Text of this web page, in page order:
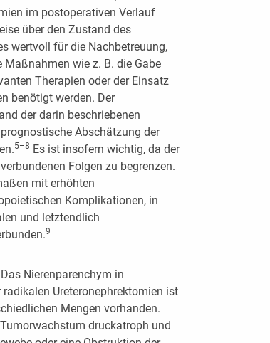
im postoperativen Verlauf
über den Zustand des
wertvoll für die Nachbetreuung,
wie z. B. die Gabe
Therapien oder der Einsatz
benötigt werden. Der
der darin beschriebenen
Abschätzung der
5–8 Es ist insofern wichtig, da der
Folgen zu begrenzen.
mit erhöhten
Komplikationen, in
und letztendlich
9
Das Nierenparenchym in
Ureteronephrektomien ist
Mengen vorhanden.
druckatroph und